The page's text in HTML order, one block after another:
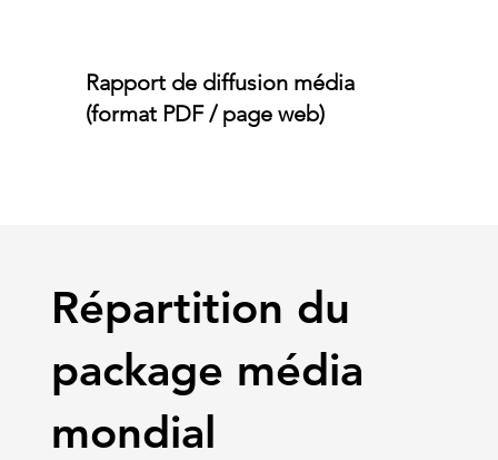
Rapport de diffusion média
(format PDF / page web)
Répartition du
package média
mondial